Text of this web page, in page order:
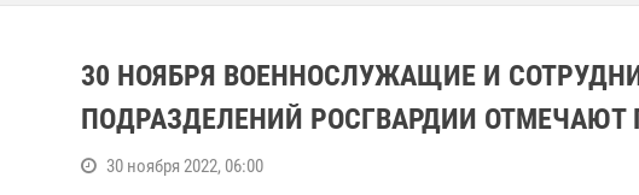
30 НОЯБРЯ ВОЕННОСЛУЖАЩИЕ И
ПОДРАЗДЕЛЕНИЙ РОСГВАРДИИ
30 ноября 2022, 06:00